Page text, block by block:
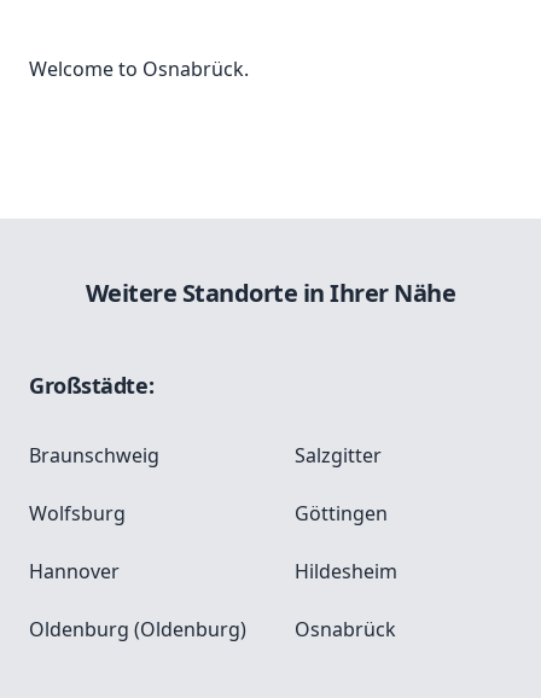
Welcome to Osnabrück.
Weitere Standorte in Ihrer Nähe
Großstädte:
Braunschweig Salzgitter
Wolfsburg Göttingen
Hannover Hildesheim
Oldenburg (Oldenburg) Osnabrück